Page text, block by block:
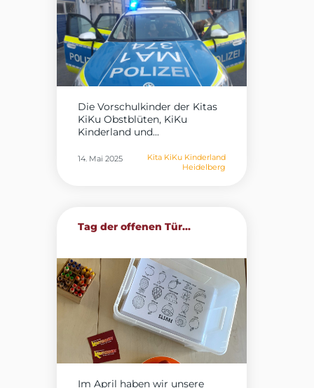
Die Vorschulkinder der Kitas
KiKu Obstblüten, KiKu
Kinderland und...
14. Mai 2025
Kita KiKu Kinderland
Heidelberg
Tag der offenen Tür...
Im April haben wir unsere